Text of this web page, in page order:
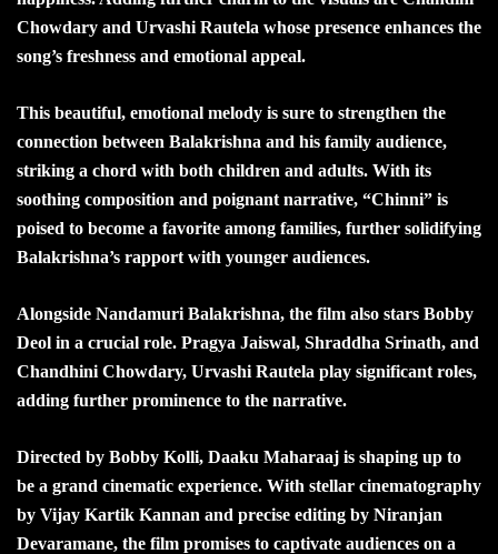
Chowdary and Urvashi Rautela whose presence enhances the
song’s freshness and emotional appeal.
This beautiful, emotional melody is sure to strengthen the
connection between Balakrishna and his family audience,
striking a chord with both children and adults. With its
soothing composition and poignant narrative, “Chinni” is
poised to become a favorite among families, further solidifying
Balakrishna’s rapport with younger audiences.
Alongside Nandamuri Balakrishna, the film also stars Bobby
Deol in a crucial role. Pragya Jaiswal, Shraddha Srinath, and
Chandhini Chowdary, Urvashi Rautela play significant roles,
adding further prominence to the narrative.
Directed by Bobby Kolli, Daaku Maharaaj is shaping up to
be a grand cinematic experience. With stellar cinematography
by Vijay Kartik Kannan and precise editing by Niranjan
Devaramane, the film promises to captivate audiences on a